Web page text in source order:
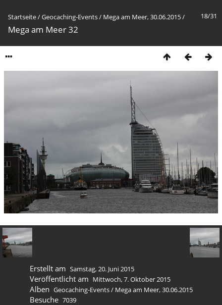
18/31
Startseite/Geocaching-Events/ Mega am Meer, 30.06.2015/
Mega am Meer 32
Erstellt am Samstag, 20. Juni 2015
Veröffentlicht am Mittwoch, 7. Oktober 2015
Alben Geocaching-Events/ Mega am Meer, 30.06.2015
Besuche 7039